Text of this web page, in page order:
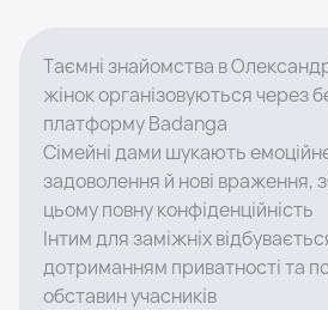
Таємні знайомства в
жінок організовуються через
платформу Badanga
Сімейні дами шукають
задоволення й нові враження,
цьому повну конфіденційність
Інтим для заміжніх
дотриманням приватності та
обставин учасників